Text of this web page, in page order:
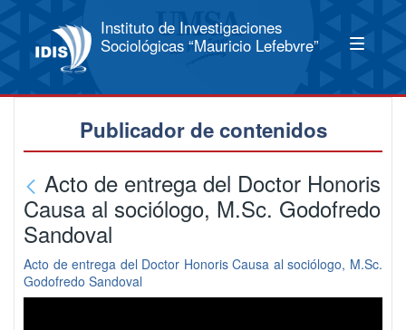
Instituto de Investigaciones
Sociológicas “Mauricio Lefebvre”
Publicador de contenidos
Acto de entrega del Doctor Honoris
Causa al sociólogo, M.Sc. Godofredo
Sandoval
Acto de entrega del Doctor Honoris Causa al sociólogo, M.Sc.
Godofredo Sandoval